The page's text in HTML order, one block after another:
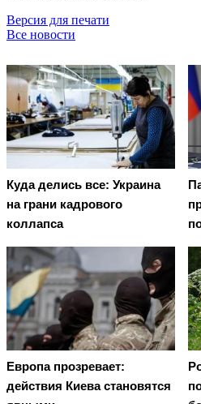
Версия для печати
Все новости
Куда делись все: Украина
на грани кадрового
коллапса
Европа прозревает:
действия Киева становятся